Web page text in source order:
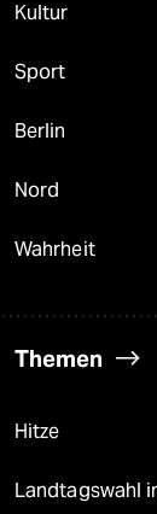
Kultur
Sport
Berlin
Nord
Wahrheit
Themen
Hitze
Landtagswahl